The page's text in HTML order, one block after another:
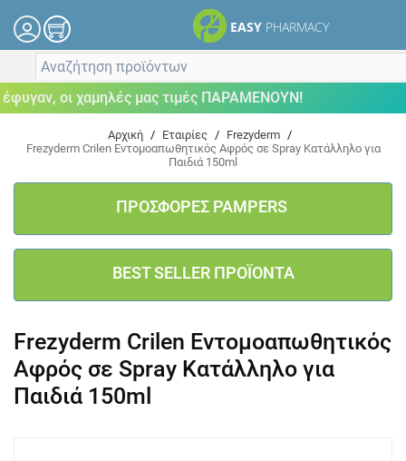
EASY PHARMACY
οι χαμηλές μας τιμές ΠΑΡΑΜΕΝΟΥΝ!
Αρχική / Εταιρίες / Frezyderm /
Frezyderm Crilen Εντομοαπωθητικός Αφρός σε Spray Κατάλληλο για
Παιδιά 150ml
ΠΡΟΣΦΟΡΕΣ PAMPERS
BEST SELLER ΠΡΟΪΟΝΤΑ
Frezyderm Crilen Εντομοαπωθητικός
Αφρός σε Spray Κατάλληλο για
Παιδιά 150ml